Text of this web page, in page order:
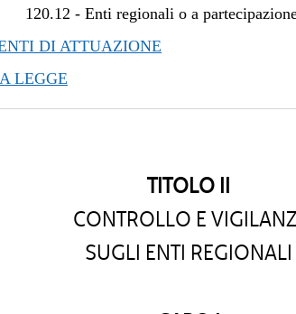
120.12 -Enti regionali o a
DI ATTUAZIONE
LEGGE
TITOLO II
CONTROLLO E
SUGLI ENTI REGIONALI